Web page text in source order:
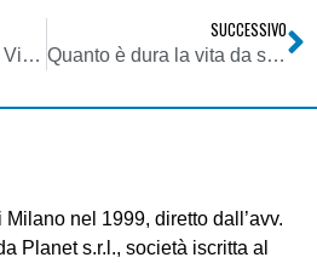
Sconfitta per l’Istituto – Vince la linea sostenuta da anni dall’Ordine della Lombardia
SUCCESSIVO
Quanto è dura la vita da stagista!
nel 1999, diretto dall’avv.
Planet s.r.l., società iscritta al